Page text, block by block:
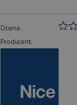
Ocena:
Producent: